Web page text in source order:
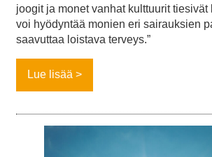
joogit ja monet vanhat kulttuurit tiesivät
voi hyödyntää monien eri sairauksien
saavuttaa loistava terveys.”
Lue lisää